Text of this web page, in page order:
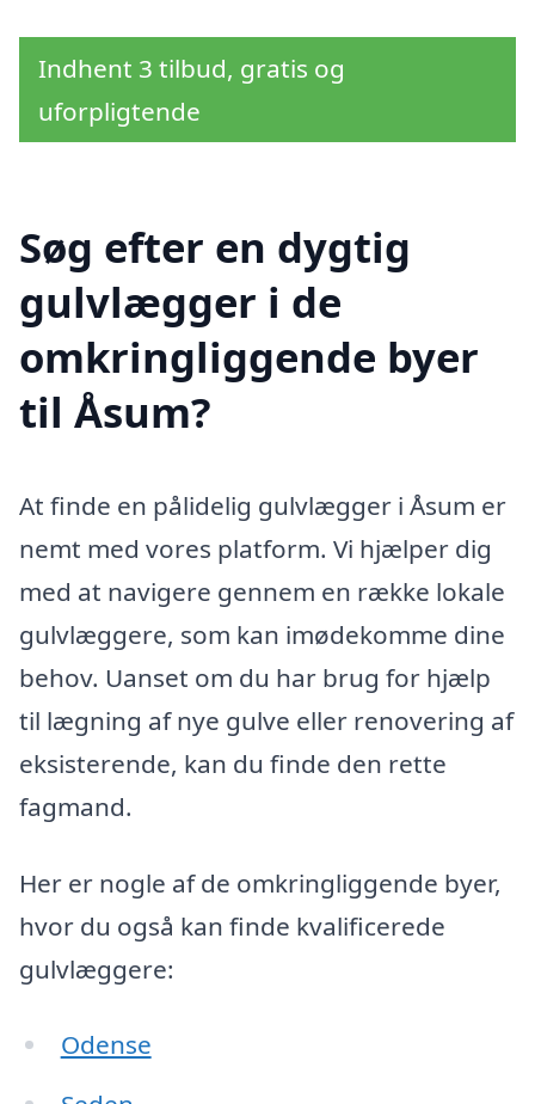
Indhent 3 tilbud, gratis og
uforpligtende
Søg efter en dygtig
gulvlægger i de
omkringliggende byer
til Åsum?
At finde en pålidelig gulvlægger i Åsum er
nemt med vores platform. Vi hjælper dig
med at navigere gennem en række lokale
gulvlæggere, som kan imødekomme dine
behov. Uanset om du har brug for hjælp
til lægning af nye gulve eller renovering af
eksisterende, kan du finde den rette
fagmand.
Her er nogle af de omkringliggende byer,
hvor du også kan finde kvalificerede
gulvlæggere:
Odense